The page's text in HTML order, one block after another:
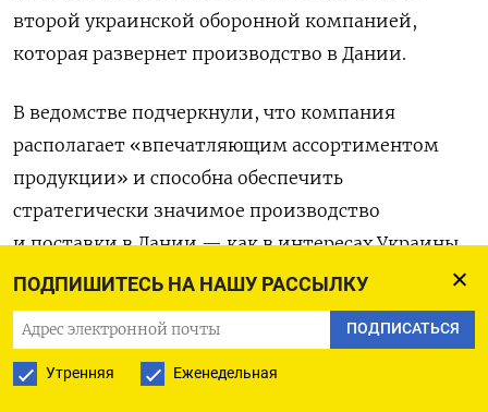
ПОДПИШИТЕСЬ НА НАШУ РАССЫЛКУ
ПОДПИСАТЬСЯ
Утренняя Еженедельная
второй украинской оборонной компанией,
которая развернет производство в Дании.
В ведомстве подчеркнули, что компания
располагает «впечатляющим ассортиментом
продукции» и способна обеспечить
стратегически значимое производство
и поставки в Дании — как в интересах Украины,
так и самой Дании. SkyFall разрабатывает
широкий спектр беспилотных летательных
аппаратов, включая ударные дроны и системы
перехвата БПЛА, уточняет Reuters.